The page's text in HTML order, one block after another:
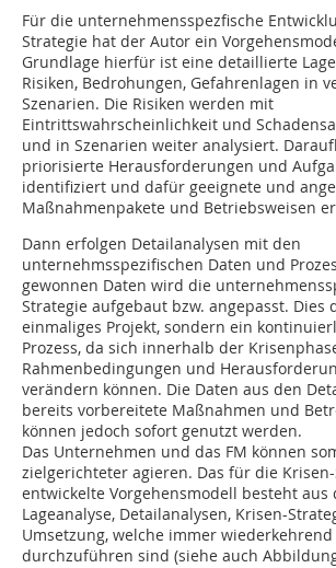
Für die unternehmensspezfische
Strategie hat der Autor ein
Grundlage hierfür ist eine detaillierte
Risiken, Bedrohungen, Gefahrenlagen in
Szenarien. Die Risiken werden mit
Eintrittswahrscheinlichkeit und
und in Szenarien ­weiter analysiert.
priorisierte Herausforderungen und
identifiziert und dafür geeignete und
Maßnahmenpakete und Betriebsweisen
Dann erfolgen Detailanalysen mit den
unternehmsspezifischen Daten und
gewonnen Daten wird die
Strategie aufgebaut bzw. angepasst. Dies
einmaliges Projekt, sondern ein
Prozess, da sich innerhalb der
Rahmenbedingungen und
verändern können. Die Daten aus den
bereits vorbereitete Maßnahmen und
können jedoch sofort genutzt werden.
Das Unternehmen und das FM können
zielgerichteter agieren. Das für die
entwickelte Vorgehensmodell besteht aus
Lageanalyse, Detailanalysen, Krisen-
Umsetzung, welche immer
durchzuführen sind (siehe auch